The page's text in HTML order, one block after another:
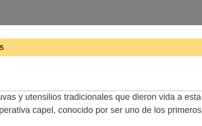
y utensilios tradicionales que dieron vida a esta
capel, conocido por ser uno de los primeros